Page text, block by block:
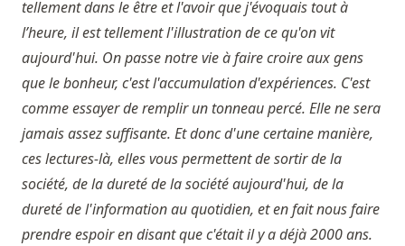
tellement dans le être et l'avoir que j'évoquais tout à
l’heure, il est tellement l'illustration de ce qu'on vit
aujourd'hui. On passe notre vie à faire croire aux gens
que le bonheur, c'est l'accumulation d'expériences. C'est
comme essayer de remplir un tonneau percé. Elle ne sera
jamais assez suffisante. Et donc d'une certaine manière,
ces lectures-là, elles vous permettent de sortir de la
société, de la dureté de la société aujourd'hui, de la
dureté de l'information au quotidien, et en fait nous faire
prendre espoir en disant que c'était il y a déjà 2000 ans.